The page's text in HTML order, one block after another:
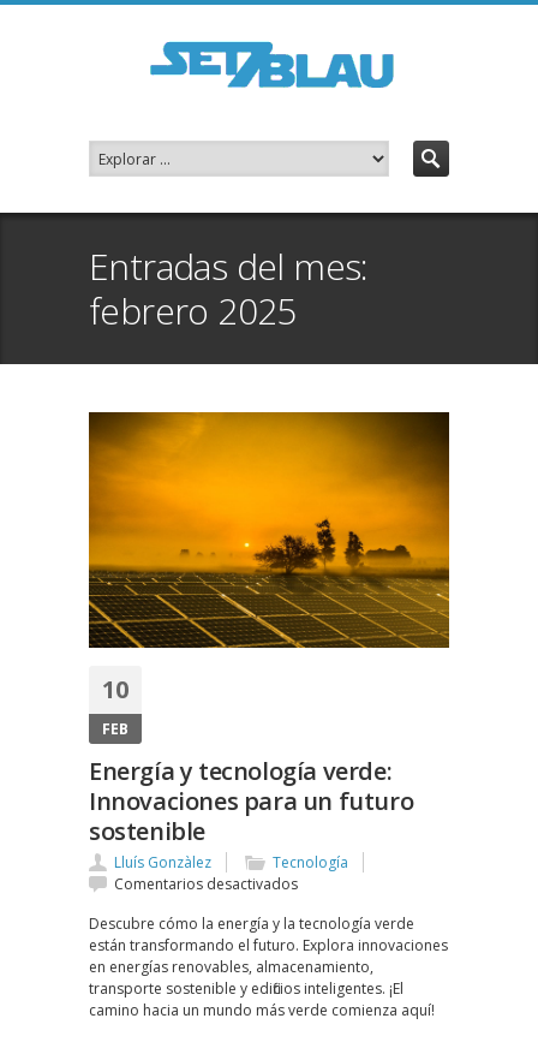
Entradas del mes:
febrero 2025
10
FEB
Energía y tecnología verde:
Innovaciones para un futuro
sostenible
Lluís Gonzàlez
Tecnología
Comentarios desactivadosen
y
tecnología
verde:
Innovaciones
para
Descubre cómo la energía y la tecnología verde
están transformando el futuro. Explora innovaciones
en energías renovables, almacenamiento,
transporte sostenible y edificios inteligentes. ¡El
camino hacia un mundo más verde comienza aquí!